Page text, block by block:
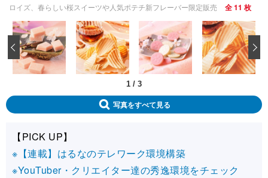
ロイズ、春らしい桜スイーツや人気ポテチ新フレーバー限定販売 全 11 枚
1 / 3
‹
写真をすべて見る
【PICK UP】
※【連載】はるなのテレワーク環境構築
※YouTuber・クリエイター達の秀逸環境をチェック